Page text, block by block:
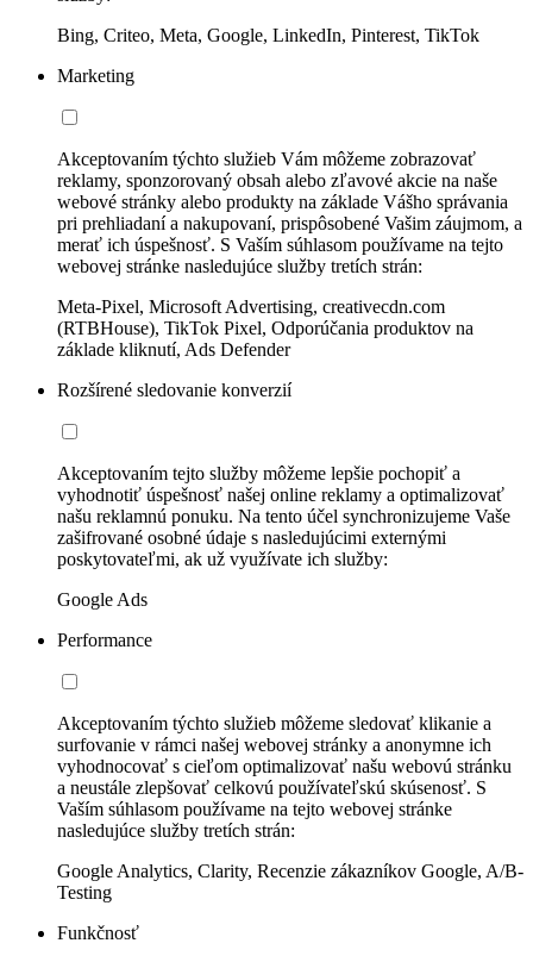
Bing, Criteo, Meta, Google, LinkedIn, Pinterest, TikTok
Marketing
Akceptovaním týchto služieb Vám môžeme zobrazovať
reklamy, sponzorovaný obsah alebo zľavové akcie na naše
webové stránky alebo produkty na základe Vášho správania
pri prehliadaní a nakupovaní, prispôsobené Vašim záujmom, a
merať ich úspešnosť. S Vaším súhlasom používame na tejto
webovej stránke nasledujúce služby tretích strán:
Meta-Pixel, Microsoft Advertising, creativecdn.com
(RTBHouse), TikTok Pixel, Odporúčania produktov na
základe kliknutí, Ads Defender
Rozšírené sledovanie konverzií
Akceptovaním tejto služby môžeme lepšie pochopiť a
vyhodnotiť úspešnosť našej online reklamy a optimalizovať
našu reklamnú ponuku. Na tento účel synchronizujeme Vaše
zašifrované osobné údaje s nasledujúcimi externými
poskytovateľmi, ak už využívate ich služby:
Google Ads
Performance
Akceptovaním týchto služieb môžeme sledovať klikanie a
surfovanie v rámci našej webovej stránky a anonymne ich
vyhodnocovať s cieľom optimalizovať našu webovú stránku
a neustále zlepšovať celkovú používateľskú skúsenosť. S
Vaším súhlasom používame na tejto webovej stránke
nasledujúce služby tretích strán:
Google Analytics, Clarity, Recenzie zákazníkov Google, A/B-
Testing
Funkčnosť